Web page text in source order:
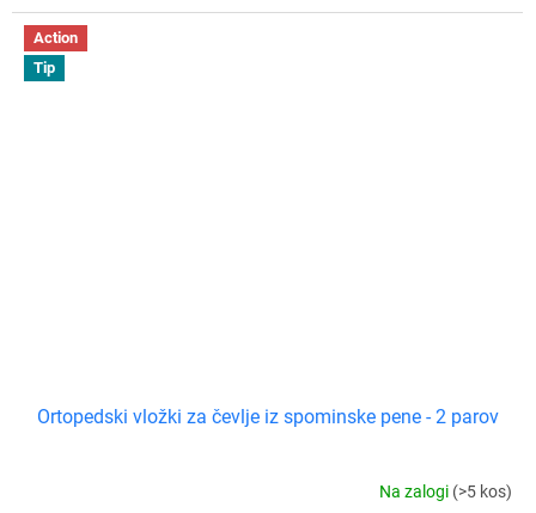
Action
Tip
Ortopedski vložki za čevlje iz spominske pene - 2 parov
Na zalogi (>5 kos)